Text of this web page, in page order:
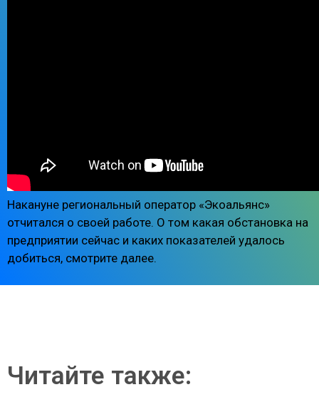
Накануне региональный оператор «Экоальянс»
отчитался о своей работе. О том какая обстановка на
предприятии сейчас и каких показателей удалось
добиться, смотрите далее.
Читайте также: